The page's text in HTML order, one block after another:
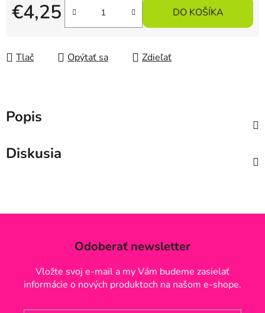
€4,25
Jednotková cena:
DO KOŠÍKA
Tlač Opýtať sa Zdieľať
Popis
Diskusia
Odoberať newsletter
Vložte svoj e-mail a my Vám budeme zasielať
informácie o nových produktoch na našom e-shope.